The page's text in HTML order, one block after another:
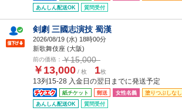
あんしん配送OK
質問受付
剣劇 三國志演技 蜀漢
2026/08/19 (水) 18時00分
新歌舞伎座 (大阪)
前の価格： ￥15,000
￥13,000 / 枚 1枚
13列15-28 入金日の翌日までに発送予定
紙チケット 郵送 女性名義
塗りつぶしなし
あんしん配送OK
質問受付